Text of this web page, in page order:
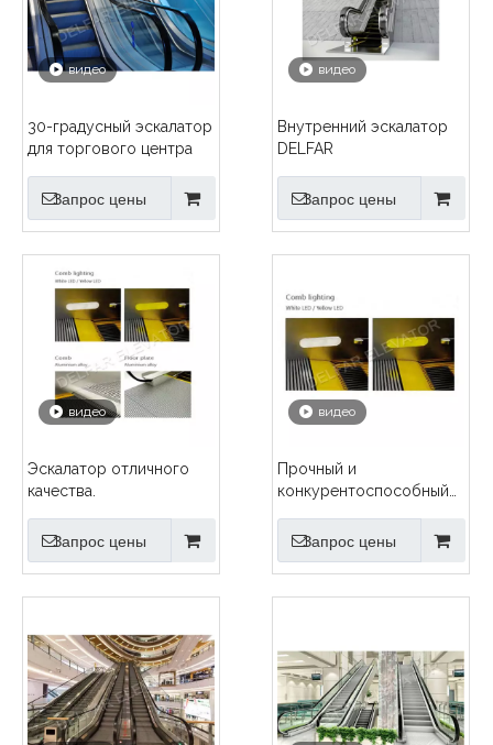
видео
30-градусный эскалатор
для торгового центра
Запрос цены
видео
Внутренний эскалатор
DELFAR
Запрос цены
видео
Эскалатор отличного
качества.
Запрос цены
видео
Прочный и
конкурентоспособный
Запрос цены